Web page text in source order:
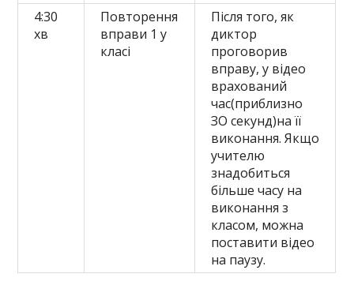
4:30
хв
Повторення
вправи 1 у
класі
Після того, як
диктор
проговорив
вправу, у відео
врахований
час(приблизно
ЗО секунд)на її
виконання. Якщо
учителю
знадобиться
більше часу на
виконання з
класом, можна
поставити відео
на паузу.